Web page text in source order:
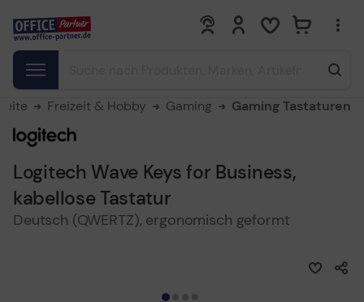
0 0
Freizeit & Hobby Gaming Gaming Tastaturen
Logitech Wave Keys for Business,
kabellose Tastatur
Deutsch (QWERTZ), ergonomisch geformt